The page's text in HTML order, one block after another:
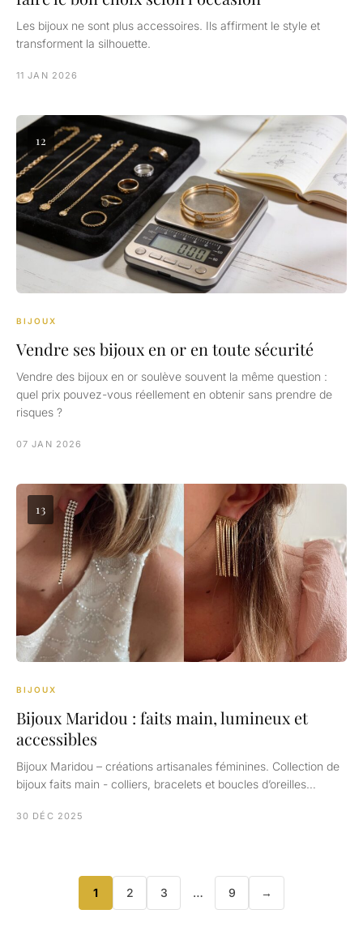
Les bijoux ne sont plus accessoires. Ils affirment le style et
transforment la silhouette.
11 JAN 2026
12
BIJOUX
Vendre ses bijoux en or en toute sécurité
Vendre des bijoux en or soulève souvent la même question :
quel prix pouvez-vous réellement en obtenir sans prendre de
risques ?
07 JAN 2026
13
BIJOUX
Bijoux Maridou : faits main, lumineux et
accessibles
Bijoux Maridou – créations artisanales féminines. Collection de
bijoux faits main - colliers, bracelets et boucles d’oreilles…
30 DÉC 2025
1 2 3 … 9 →